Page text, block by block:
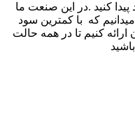
کنید .در این صنعت ما
که با کمترین سود
ارائه کنیم تا در همه حالت